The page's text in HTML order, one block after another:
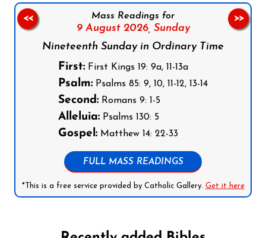
Mass Readings for
9 August 2026, Sunday
Nineteenth Sunday in Ordinary Time
First: First Kings 19: 9a, 11-13a
Psalm: Psalms 85: 9, 10, 11-12, 13-14
Second: Romans 9: 1-5
Alleluia: Psalms 130: 5
Gospel: Matthew 14: 22-33
FULL MASS READINGS
*This is a free service provided by Catholic Gallery. Get it here
<< >>